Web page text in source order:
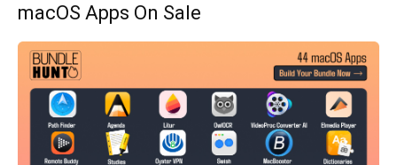
macOS Apps On Sale